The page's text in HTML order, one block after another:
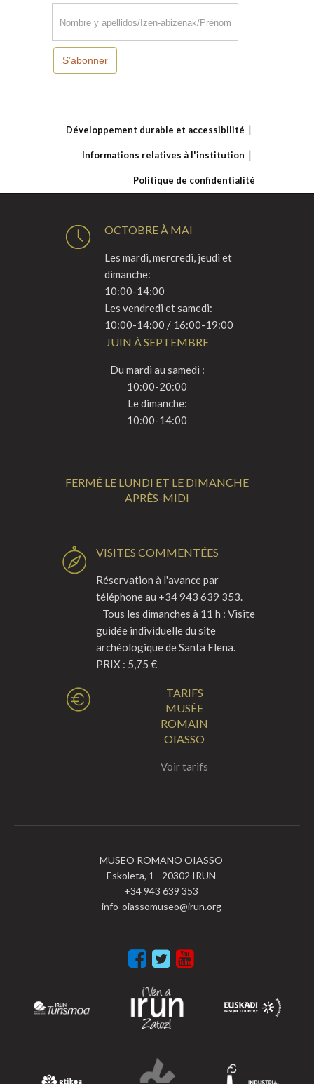
S’abonner
Développement durable et accessibilité
Informations relatives à l'institution
Politique de confidentialité
OCTOBRE À MAI
Les mardi, mercredi, jeudi et
dimanche:
10:00-14:00
Les vendredi et samedi:
10:00-14:00 / 16:00-19:00
JUIN À SEPTEMBRE
Du mardi au samedi :
10:00-20:00
Le dimanche:
10:00-14:00
FERMÉ LE LUNDI ET LE DIMANCHE
APRÈS-MIDI
VISITES COMMENTÉES
Réservation à l'avance par
téléphone au +34 943 639 353.
Tous les dimanches à 11 h : Visite
guidée individuelle du site
archéologique de Santa Elena.
PRIX : 5,75 €
TARIFS
MUSÉE
ROMAIN
OIASSO
Voir tarifs
MUSEO ROMANO OIASSO
Eskoleta, 1 - 20302 IRUN
+34 943 639 353
info-oiassomuseo@irun.org